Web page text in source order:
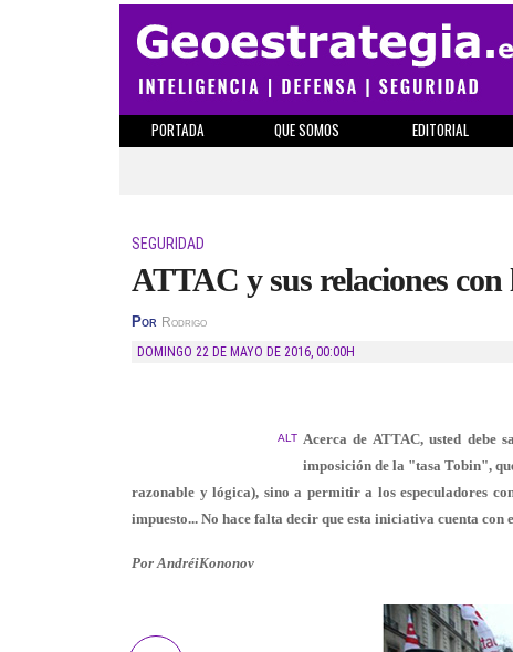
PORTADA QUE SOMOS EDITORIAL
SEGURIDAD
ATTAC y sus relaciones con
Por Rodrigo
DOMINGO 22 DE MAYO DE 2016, 00:00H
ALT Acerca de ATTAC, usted debe
imposición de la "tasa Tobin",
razonable y lógica), sino a permitir a los especuladores
impuesto... No hace falta decir que esta iniciativa cuenta con
Por AndréiKononov